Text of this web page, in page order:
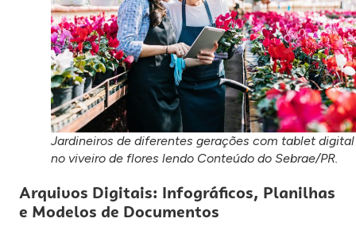
Jardineiros de diferentes gerações com tablet digital
no viveiro de flores lendo Conteúdo do Sebrae/PR.
Arquivos Digitais: Infográficos, Planilhas
e Modelos de Documentos